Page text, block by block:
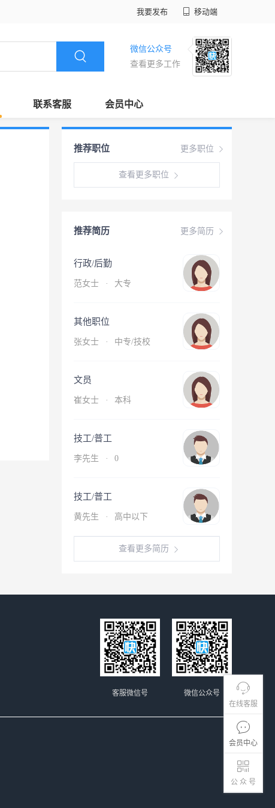
我要发布 移动端
微信公众号
查看更多工作
联系客服 会员中心
在线客服
会员中心
公 众 号
更多职位
推荐职位
查看更多职位
更多简历
推荐简历
行政/后勤
范女士 · 大专
其他职位
张女士 · 中专/技校
文员
崔女士 · 本科
技工/普工
李先生 · 0
技工/普工
黄先生 · 高中以下
查看更多简历
微信公众号
客服微信号